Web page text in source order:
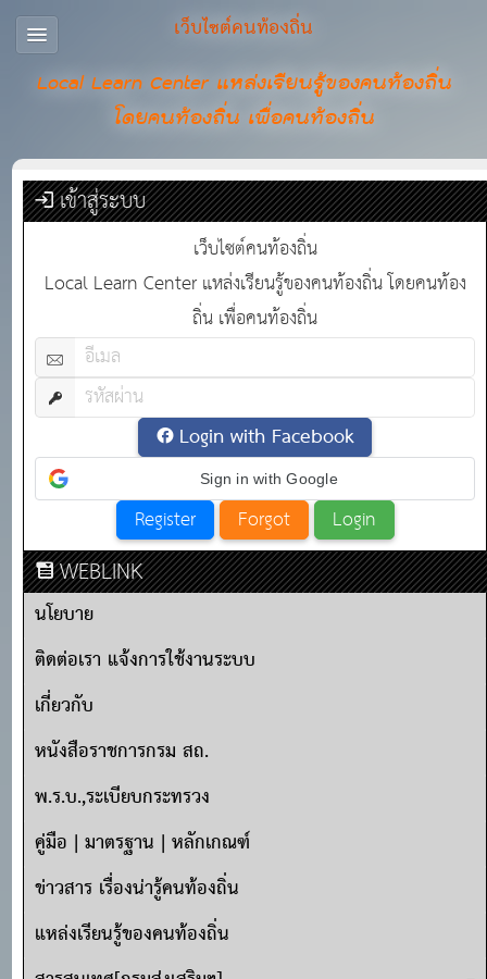
เว็บไซต์คนท้องถิ่น
Local Learn Center แหล่งเรียนรู้ของคนท้องถิ่น
โดยคนท้องถิ่น เพื่อคนท้องถิ่น
เข้าสู่ระบบ
เว็บไซต์คนท้องถิ่น
Local Learn Center แหล่งเรียนรู้ของคนท้องถิ่น โดยคนท้อง
ถิ่น เพื่อคนท้องถิ่น
Login with Facebook
Sign in with Google
WEBLINK
นโยบาย
ติดต่อเรา แจ้งการใช้งานระบบ
เกี่ยวกับ
หนังสือราชการกรม สถ.
พ.ร.บ.,ระเบียบกระทรวง
คู่มือ | มาตรฐาน | หลักเกณฑ์
ข่าวสาร เรื่องน่ารู้คนท้องถิ่น
แหล่งเรียนรู้ของคนท้องถิ่น